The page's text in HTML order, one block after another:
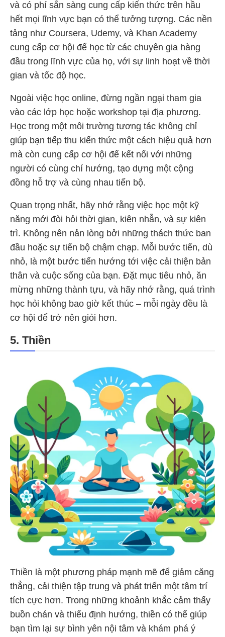
và có phí sẵn sàng cung cấp kiến thức trên hầu
hết mọi lĩnh vực bạn có thể tưởng tượng. Các nền
tảng như Coursera, Udemy, và Khan Academy
cung cấp cơ hội để học từ các chuyên gia hàng
đầu trong lĩnh vực của họ, với sự linh hoạt về thời
gian và tốc độ học.
Ngoài việc học online, đừng ngần ngại tham gia
vào các lớp học hoặc workshop tại địa phương.
Học trong một môi trường tương tác không chỉ
giúp bạn tiếp thu kiến thức một cách hiệu quả hơn
mà còn cung cấp cơ hội để kết nối với những
người có cùng chí hướng, tạo dựng một cộng
đồng hỗ trợ và cùng nhau tiến bộ.
Quan trọng nhất, hãy nhớ rằng việc học một kỹ
năng mới đòi hỏi thời gian, kiên nhẫn, và sự kiên
trì. Không nên nản lòng bởi những thách thức ban
đầu hoặc sự tiến bộ chậm chạp. Mỗi bước tiến, dù
nhỏ, là một bước tiến hướng tới việc cải thiện bản
thân và cuộc sống của bạn. Đặt mục tiêu nhỏ, ăn
mừng những thành tựu, và hãy nhớ rằng, quá trình
học hỏi không bao giờ kết thúc – mỗi ngày đều là
cơ hội để trở nên giỏi hơn.
5. Thiền
Thiền là một phương pháp mạnh mẽ để giảm căng
thẳng, cải thiện tập trung và phát triển một tâm trí
tích cực hơn. Trong những khoảnh khắc cảm thấy
buồn chán và thiếu định hướng, thiền có thể giúp
bạn tìm lại sự bình yên nội tâm và khám phá ý